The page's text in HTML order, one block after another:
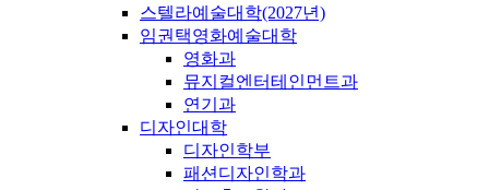
스텔라예술대학(2027년)
임권택영화예술대학
영화과
뮤지컬엔터테인먼트과
연기과
디자인대학
디자인학부
패션디자인학과